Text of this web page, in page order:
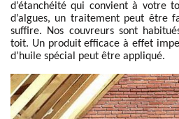
d’étanchéité qui convient à votre
d’algues, un traitement peut être
suffire. Nos couvreurs sont
toit. Un produit efficace à effet
d’huile spécial peut être appliqué.